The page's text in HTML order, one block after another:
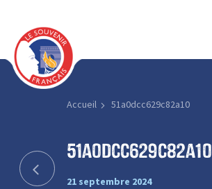
Accueil 51a0dcc629c82a10
51a0dcc629c82a10
21 septembre 2024